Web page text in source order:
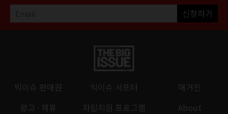
신청하기
빅이슈 판매원 빅이슈 서포터
매거진
광고 · 제휴
자립지원 프로그램 About